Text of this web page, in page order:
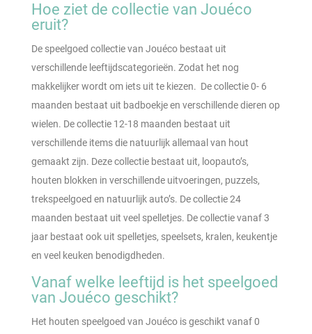
Hoe ziet de collectie van Jouéco
eruit?
De speelgoed collectie van Jouéco bestaat uit
verschillende leeftijdscategorieën. Zodat het nog
makkelijker wordt om iets uit te kiezen. De collectie 0- 6
maanden bestaat uit badboekje en verschillende dieren op
wielen. De collectie 12-18 maanden bestaat uit
verschillende items die natuurlijk allemaal van hout
gemaakt zijn. Deze collectie bestaat uit, loopauto’s,
houten blokken in verschillende uitvoeringen, puzzels,
trekspeelgoed en natuurlijk auto’s. De collectie 24
maanden bestaat uit veel spelletjes. De collectie vanaf 3
jaar bestaat ook uit spelletjes, speelsets, kralen, keukentje
en veel keuken benodigdheden.
Vanaf welke leeftijd is het speelgoed
van Jouéco geschikt?
Het houten speelgoed van Jouéco is geschikt vanaf 0